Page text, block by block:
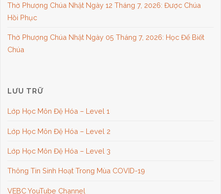
Thờ Phượng Chúa Nhật Ngày 12 Tháng 7, 2026: Được Chúa
Hồi Phục
Thờ Phượng Chúa Nhật Ngày 05 Tháng 7, 2026: Học Để Biết
Chúa
LƯU TRỮ
Lớp Học Môn Đệ Hóa – Level 1
Lớp Học Môn Đệ Hóa – Level 2
Lớp Học Môn Đệ Hóa – Level 3
Thông Tin Sinh Hoạt Trong Mùa COVID-19
VEBC YouTube Channel